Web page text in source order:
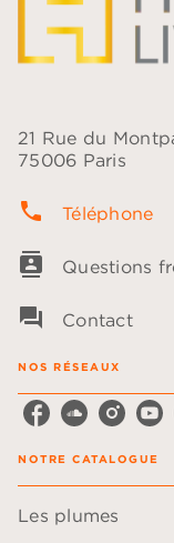
21 Rue du
75006 Paris
phone Téléphone
contacts Questions
question_answer Contact
NOS RÉSEAUX
NOTRE CATALOGUE
Les plumes